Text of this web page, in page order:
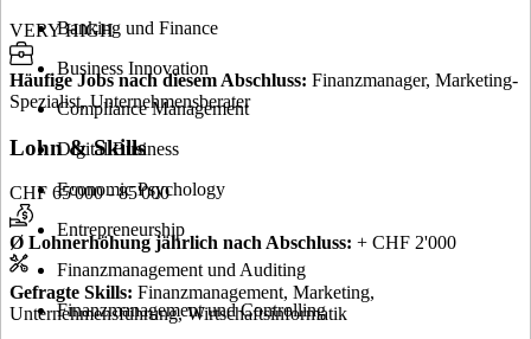
Banking und Finance
Business Innovation
Compliance Management
Digital Business
Economic Psychology
Entrepreneurship
Finanzmanagement und Auditing
Finanzmanagement und Controlling
VERY HIGH
Häufige Jobs nach diesem Abschluss: Finanzmanager, Marketing-
Spezialist, Unternehmensberater
Lohn & Skills
CHF 65'000 - 85'000
Ø Lohnerhöhung jährlich nach Abschluss: + CHF 2'000
Gefragte Skills: Finanzmanagement, Marketing,
Unternehmensführung, Wirtschaftsinformatik